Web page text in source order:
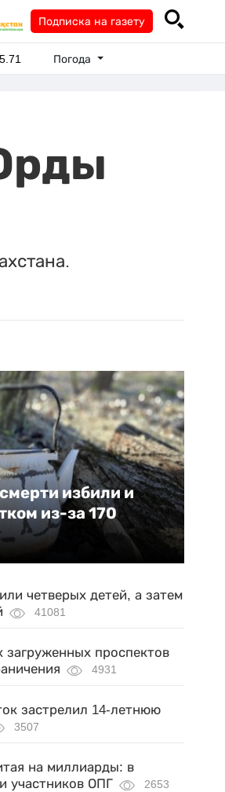
Подписка на газету
Погода
избили и
из-за 170
четверых детей, а затем
41081
проспектов
4931
застрелил 14-летнюю
3507
на миллиарды: в
участников ОПГ
2653